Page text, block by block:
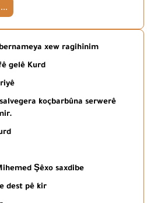
xew ragihînim
gelê Kurd
koçbarbûna serwerê
Şêxo saxdibe
dest pê kir